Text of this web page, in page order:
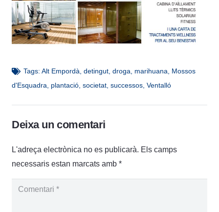
Tags: Alt Empordà detingut, droga marihuana
Mossos
d'Esquadra
plantació societat successos Ventalló
Deixa un comentari
L'adreça electrònica no es publicarà. Els camps
necessaris estan marcats amb *